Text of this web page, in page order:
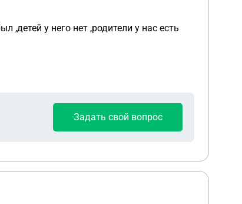
у него нет ,родители у нас есть
Задать свой вопрос